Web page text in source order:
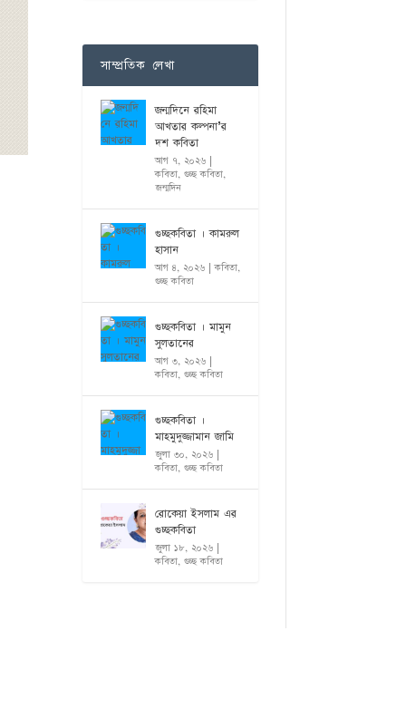
সাম্প্রতিক লেখা
জন্মদিনে রহিমা
আখতার কল্পনা’র
দশ কবিতা
আগ ৭, ২০২৬|
কবিতা, গুচ্ছ কবিতা,
জন্মদিন
গুচ্ছকবিতা । কামরুল
হাসান
আগ ৪, ২০২৬|কবিতা,
গুচ্ছ কবিতা
গুচ্ছকবিতা । মামুন
সুলতানের
আগ ৩, ২০২৬|
কবিতা, গুচ্ছ কবিতা
গুচ্ছকবিতা ।
মাহমুদুজ্জামান জামি
জুলা ৩০, ২০২৬|
কবিতা, গুচ্ছ কবিতা
রোকেয়া ইসলাম এর
গুচ্ছকবিতা
জুলা ১৮, ২০২৬|
কবিতা, গুচ্ছ কবিতা